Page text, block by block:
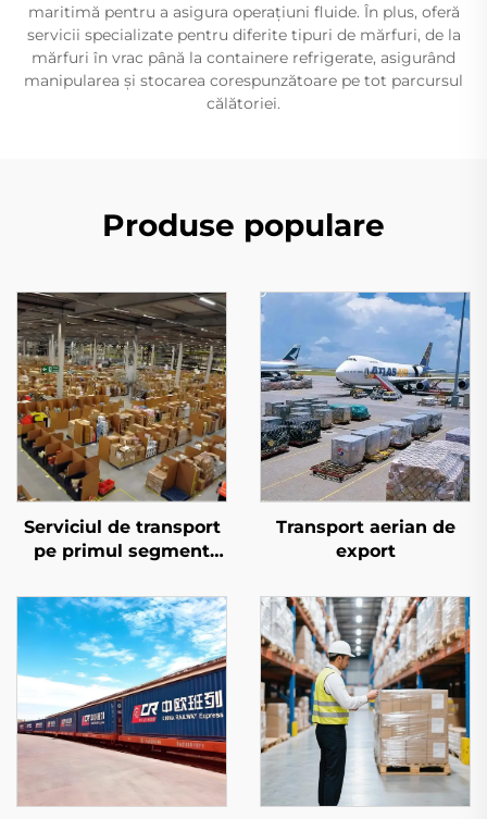
maritimă pentru a asigura operațiuni fluide. În plus, oferă
servicii specializate pentru diferite tipuri de mărfuri, de la
mărfuri în vrac până la containere refrigerate, asigurând
manipularea și stocarea corespunzătoare pe tot parcursul
călătoriei.
Produse populare
Serviciul de transport
pe primul segment
Transport aerian de
export